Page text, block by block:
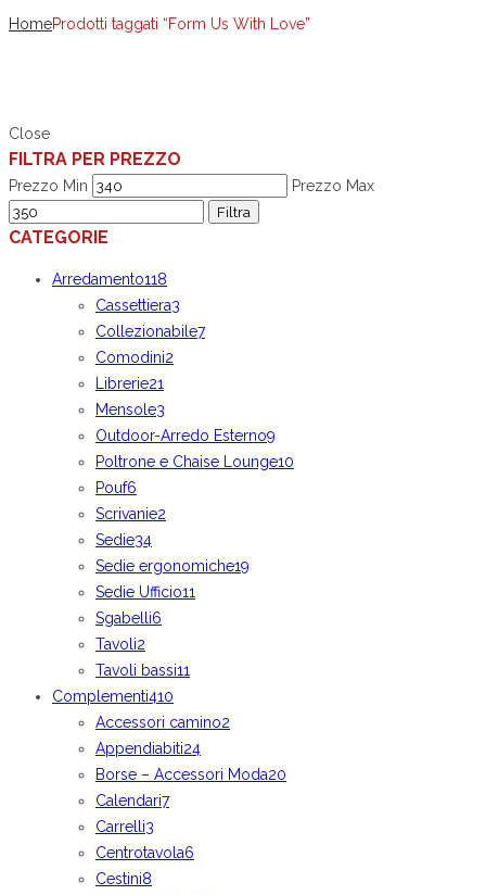
HomeProdotti taggati “Form Us With Love”
Close
FILTRA PER PREZZO
Prezzo Min
Prezzo Max
Filtra
CATEGORIE
Arredamento118
Cassettiera3
Collezionabile7
Comodini2
Librerie21
Mensole3
Outdoor-Arredo Esterno9
Poltrone e Chaise Lounge10
Pouf6
Scrivanie2
Sedie34
Sedie ergonomiche19
Sedie Ufficio11
Sgabelli6
Tavoli2
Tavoli bassi11
Complementi410
Accessori camino2
Appendiabiti24
Borse – Accessori Moda20
Calendari7
Carrelli3
Centrotavola6
Cestini8